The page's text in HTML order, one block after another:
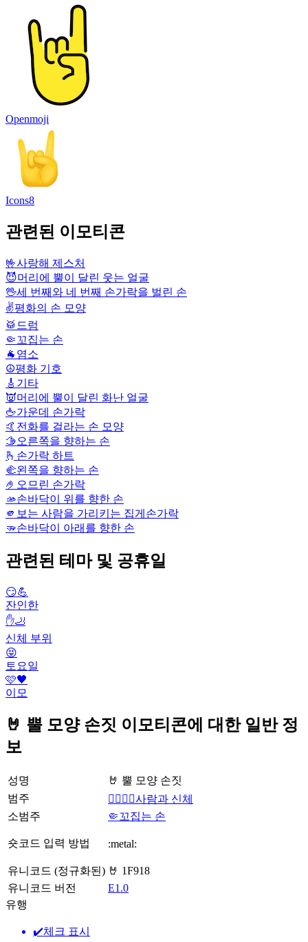
Openmoji
Icons8
관련된 이모티콘
🤟사랑해 제스처
😈머리에 뿔이 달린 웃는 얼굴
🖖세 번째와 네 번째 손가락을 벌린 손
✌️평화의 손 모양
🥁 드럼
🤏꼬집는 손
🐐 염소
☮️평화 기호
🎸 기타
👿머리에 뿔이 달린 화난 얼굴
🖕가운데 손가락
🤙 전화를 걸라는 손 모양
🫱오른쪽을 향하는 손
🫰 손가락 하트
🫲왼쪽을 향하는 손
🤌 오므린 손가락
🫴손바닥이 위를 향한 손
🫵 보는 사람을 가리키는 집게손가락
🫳손바닥이 아래를 향한 손
관련된 테마 및 공휴일
😏💪
잔인한
✋🦶
신체 부위
😝
토요일
🩷🖤
이모
🤘 뿔 모양 손짓 이모티콘에 대한 일반 정
보
성명
🤘 뿔 모양 손짓
범주
👩‍❤️‍💋‍👨사람과 신체
소범주
🤏꼬집는 손
숏코드 입력 방법 :metal:
유니코드 (정규화된) 🤘 1F918
유니코드 버전
E1.0
유행
✔️체크 표시